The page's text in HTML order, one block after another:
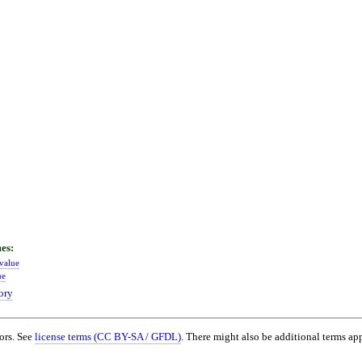
See license terms (CC BY-SA / GFDL) . There might also be additional terms